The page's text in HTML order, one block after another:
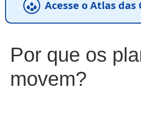
Acesse o Atlas das
Por que os
movem?